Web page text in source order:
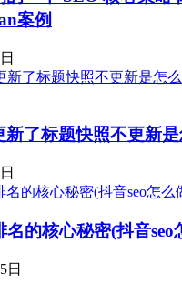
案例
新了标题快照不更新
名的核心秘密(抖音seo
日